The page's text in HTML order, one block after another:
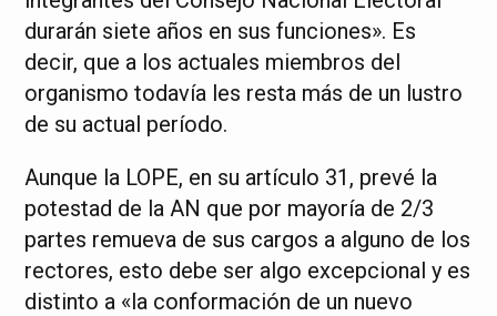
durarán siete años en sus funciones». Es
decir, que a los actuales miembros del
organismo todavía les resta más de un lustro
de su actual período.
Aunque la LOPE, en su artículo 31, prevé la
potestad de la AN que por mayoría de 2/3
partes remueva de sus cargos a alguno de los
rectores, esto debe ser algo excepcional y es
distinto a «la conformación de un nuevo